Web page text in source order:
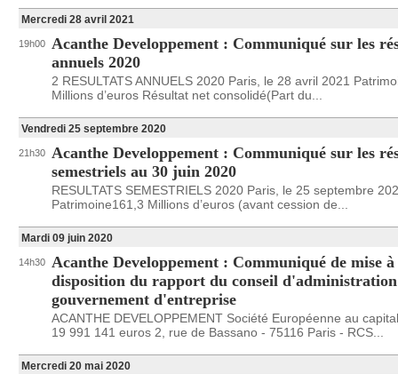
Mercredi 28 avril 2021
19h00 Acanthe Developpement : Communiqué sur les
annuels 2020
2 RESULTATS ANNUELS 2020 Paris, le 28 avril 2021
Millions d’euros Résultat net consolidé(Part du...
Vendredi 25 septembre 2020
21h30 Acanthe Developpement : Communiqué sur les
semestriels au 30 juin 2020
RESULTATS SEMESTRIELS 2020 Paris, le 25 septembre
Patrimoine161,3 Millions d’euros (avant cession de...
Mardi 09 juin 2020
14h30 Acanthe Developpement : Communiqué de mise à
disposition du rapport du conseil
gouvernement d'entreprise
ACANTHE DEVELOPPEMENT Société Européenne au
19 991 141 euros 2, rue de Bassano - 75116 Paris - RCS...
Mercredi 20 mai 2020